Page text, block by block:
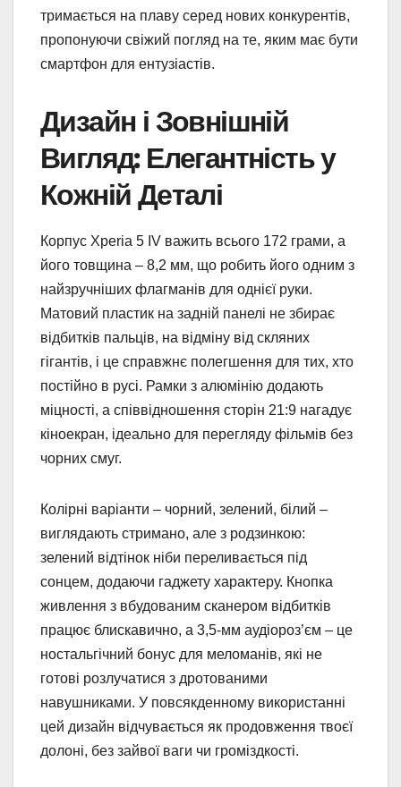
тримається на плаву серед нових конкурентів,
пропонуючи свіжий погляд на те, яким має бути
смартфон для ентузіастів.
Дизайн і Зовнішній
Вигляд: Елегантність у
Кожній Деталі
Корпус Xperia 5 IV важить всього 172 грами, а
його товщина – 8,2 мм, що робить його одним з
найзручніших флагманів для однієї руки.
Матовий пластик на задній панелі не збирає
відбитків пальців, на відміну від скляних
гігантів, і це справжнє полегшення для тих, хто
постійно в русі. Рамки з алюмінію додають
міцності, а співвідношення сторін 21:9 нагадує
кіноекран, ідеально для перегляду фільмів без
чорних смуг.
Колірні варіанти – чорний, зелений, білий –
виглядають стримано, але з родзинкою:
зелений відтінок ніби переливається під
сонцем, додаючи гаджету характеру. Кнопка
живлення з вбудованим сканером відбитків
працює блискавично, а 3,5-мм аудіороз’єм – це
ностальгічний бонус для меломанів, які не
готові розлучатися з дротованими
навушниками. У повсякденному використанні
цей дизайн відчувається як продовження твоєї
долоні, без зайвої ваги чи громіздкості.